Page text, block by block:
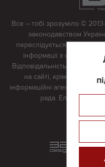
Все – тобі зрозуміло ©
законодавством
переслідується в
інформації з сайту
Відповідальність за
на сайті, крім
інформаційні агентства або
рада. Електронна